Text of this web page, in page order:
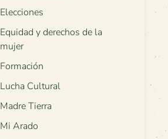
Elecciones
Equidad y derechos de la
mujer
Formación
Lucha Cultural
Madre Tierra
Mi Arado